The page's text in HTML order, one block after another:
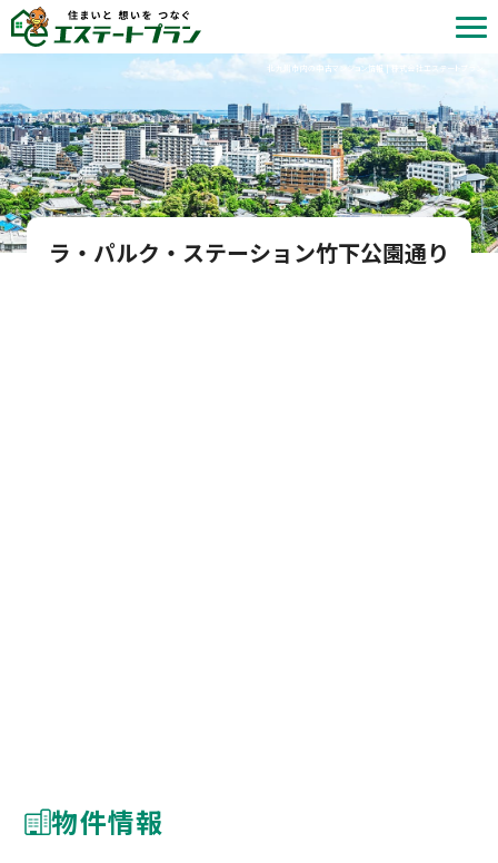
北九州市内の中古マンション情報 | 株式会社エステートプラン
ラ・パルク・ステーション竹下公園通り
物件情報